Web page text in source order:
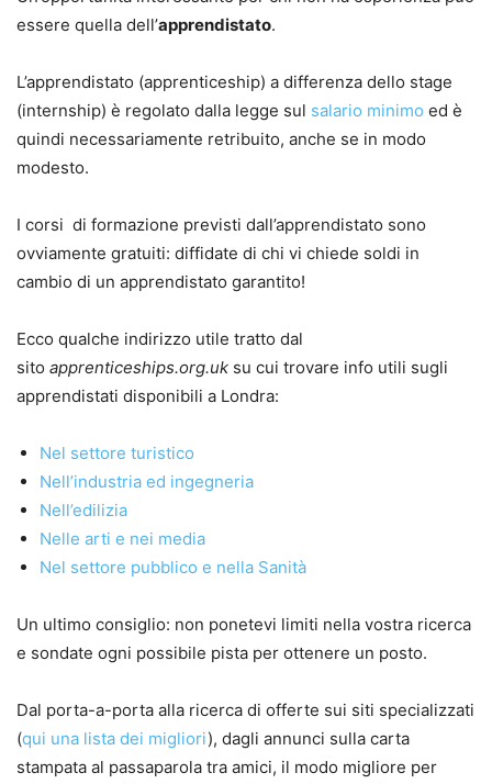
essere quella dell’apprendistato.
L’apprendistato (apprenticeship) a differenza dello stage
(internship) è regolato dalla legge sul salario minimo ed è
quindi necessariamente retribuito, anche se in modo
modesto.
I corsi di formazione previsti dall’apprendistato sono
ovviamente gratuiti: diffidate di chi vi chiede soldi in
cambio di un apprendistato garantito!
Ecco qualche indirizzo utile tratto dal
sito apprenticeships.org.uk su cui trovare info utili sugli
apprendistati disponibili a Londra:
Nel settore turistico
Nell’industria ed ingegneria
Nell’edilizia
Nelle arti e nei media
Nel settore pubblico e nella Sanità
Un ultimo consiglio: non ponetevi limiti nella vostra ricerca
e sondate ogni possibile pista per ottenere un posto.
Dal porta-a-porta alla ricerca di offerte sui siti specializzati
(qui una lista dei migliori), dagli annunci sulla carta
stampata al passaparola tra amici, il modo migliore per